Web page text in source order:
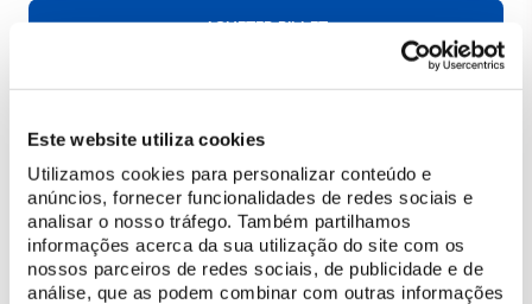
Este website utiliza cookies
Utilizamos cookies para personalizar conteúdo e
anúncios, fornecer funcionalidades de redes sociais e
analisar o nosso tráfego. Também partilhamos
informações acerca da sua utilização do site com os
nossos parceiros de redes sociais, de publicidade e de
análise, que as podem combinar com outras informações
ACHETER BILLET
Planifiez votre visite
Spécialement pour vous
Plus d'information